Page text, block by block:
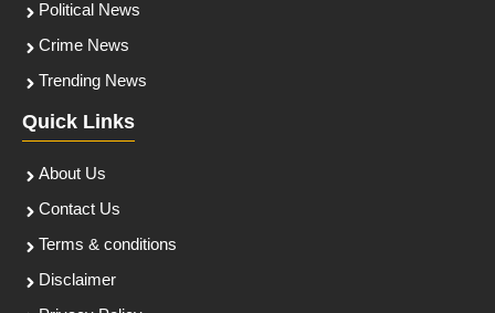
Political News
Crime News
Trending News
Quick Links
About Us
Contact Us
Terms & conditions
Disclaimer